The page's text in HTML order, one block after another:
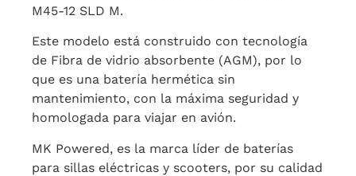
M45-12 SLD M.
Este modelo está construido con tecnología
de Fibra de vidrio absorbente (AGM), por lo
que es una batería hermética sin
mantenimiento, con la máxima seguridad y
homologada para viajar en avión.
MK Powered, es la marca líder de baterías
para sillas eléctricas y scooters, por su calidad